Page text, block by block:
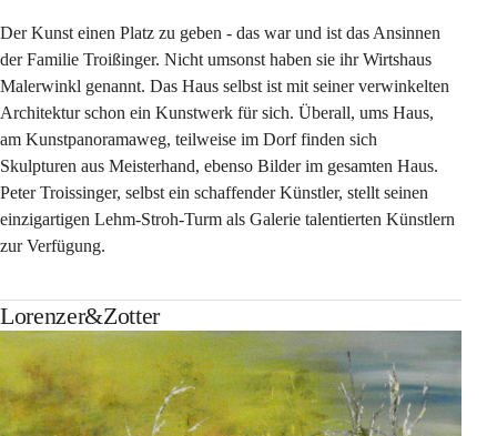
Der Kunst einen Platz zu geben - das war und ist das Ansinnen
der Familie Troißinger. Nicht umsonst haben sie ihr Wirtshaus
Malerwinkl genannt. Das Haus selbst ist mit seiner verwinkelten
Architektur schon ein Kunstwerk für sich. Überall, ums Haus,
am Kunstpanoramaweg, teilweise im Dorf finden sich
Skulpturen aus Meisterhand, ebenso Bilder im gesamten Haus.
Peter Troissinger, selbst ein schaffender Künstler, stellt seinen
einzigartigen Lehm-Stroh-Turm als Galerie talentierten Künstlern
zur Verfügung.
Lorenzer&Zotter